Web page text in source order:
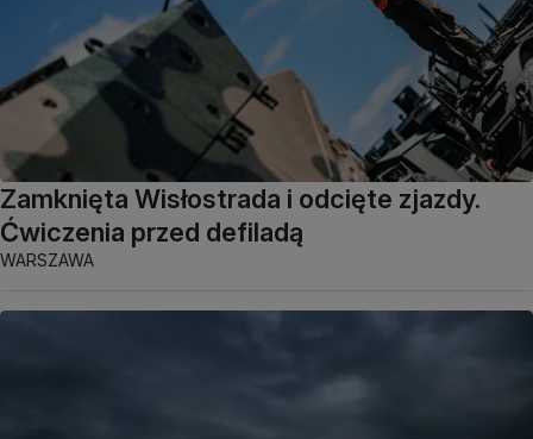
Zamknięta Wisłostrada i odcięte zjazdy.
Ćwiczenia przed defiladą
WARSZAWA